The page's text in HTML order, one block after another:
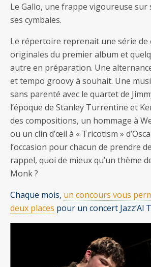
Le Gallo, une frappe vigoureuse sur
ses cymbales.
Le répertoire reprenait une série de
originales du premier album et
autre en préparation. Une
et tempo groovy à souhait. Une
sans parenté avec le quartet de
l’époque de Stanley Turrentine et
des compositions, un hommage à
ou un clin d’œil à « Tricotism »
l’occasion pour chacun de prendre
rappel, quoi de mieux qu’un thème
Monk ?
Chaque mois, un concours vous
deux places pour un concert Jazz’Al